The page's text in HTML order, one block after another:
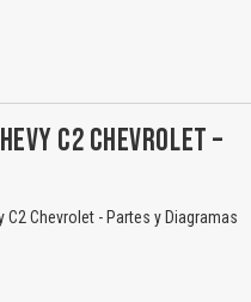
C2 CHEVROLET –
Chevrolet - Partes y Diagramas